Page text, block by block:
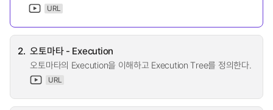
URL
2. 오토마타 - Execution
오토마타의 Execution을 이해하고 Execution Tree를 정의한다.
URL